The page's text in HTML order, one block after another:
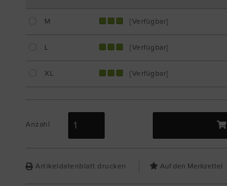
M [Verfügbar]
L [Verfügbar]
XL [Verfügbar]
Anzahl
Artikeldatenblatt drucken